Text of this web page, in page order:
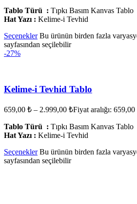
Tablo Türü : Tıpkı Basım Kanvas Tablo
Hat Yazı : Kelime-i Tevhid
Seçenekler Bu ürünün birden fazla
sayfasından seçilebilir
-27%
Kelime-i Tevhid Tablo
659,00 ₺ – 2.999,00 ₺Fiyat aralığı:
Tablo Türü : Tıpkı Basım Kanvas Tablo
Hat Yazı : Kelime-i Tevhid
Seçenekler Bu ürünün birden fazla
sayfasından seçilebilir